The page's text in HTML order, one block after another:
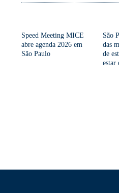
Speed Meeting MICE
abre agenda 2026 em
São Paulo
São
das
de
estar